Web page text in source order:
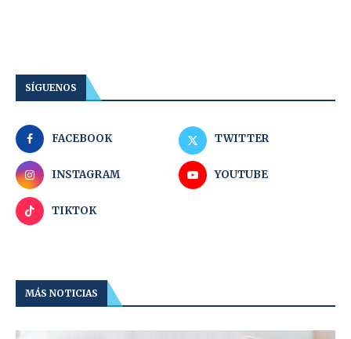
SÍGUENOS
FACEBOOK TWITTER
INSTAGRAM YOUTUBE
TIKTOK
MÁS NOTICIAS